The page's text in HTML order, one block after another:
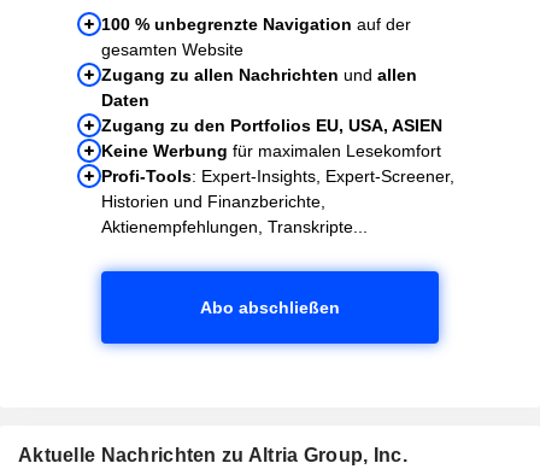
100 % unbegrenzte Navigation auf der
gesamten Website
Zugang zu allen Nachrichten und allen
Daten
Zugang zu den Portfolios EU, USA, ASIEN
Keine Werbung für maximalen Lesekomfort
Profi-Tools: Expert-Insights, Expert-Screener,
Historien und Finanzberichte,
Aktienempfehlungen, Transkripte...
Abo abschließen
Aktuelle Nachrichten zu Altria Group, Inc.